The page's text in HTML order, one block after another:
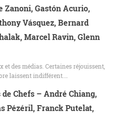
Zanoni, Gastón Acurio,
Vásquez, Bernard
Marcel Ravin, Glenn
et des médias. Certaines réjouissent,
laissent indifférent.…
de Chefs – André Chiang,
Pézéril, Franck Putelat,